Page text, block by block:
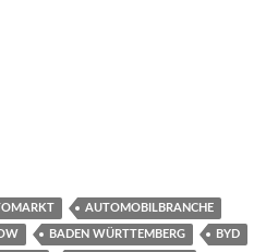
AUTOMOBILBRANCHE
BADEN WÜRTTEMBERG BYD